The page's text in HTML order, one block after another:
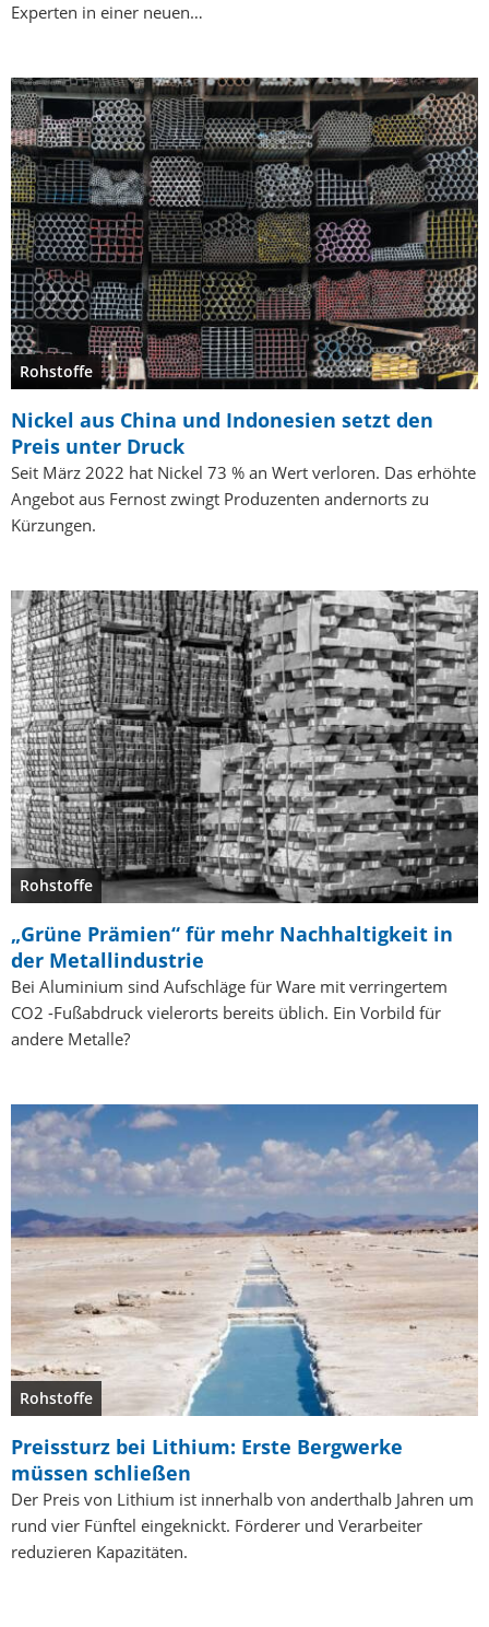
Experten in einer neuen…
Rohstoffe
Nickel aus China und Indonesien setzt den
Preis unter Druck
Seit März 2022 hat Nickel 73 % an Wert verloren. Das erhöhte
Angebot aus Fernost zwingt Produzenten andernorts zu
Kürzungen.
Rohstoffe
„Grüne Prämien“ für mehr Nachhaltigkeit in
der Metallindustrie
Bei Aluminium sind Aufschläge für Ware mit verringertem
CO2 -Fußabdruck vielerorts bereits üblich. Ein Vorbild für
andere Metalle?
Rohstoffe
Preissturz bei Lithium: Erste Bergwerke
müssen schließen
Der Preis von Lithium ist innerhalb von anderthalb Jahren um
rund vier Fünftel eingeknickt. Förderer und Verarbeiter
reduzieren Kapazitäten.